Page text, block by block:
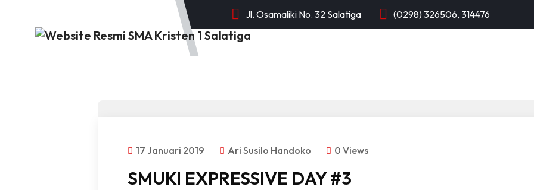
Jl. Osamaliki No. 32 Salatiga (0298) 326506, 314476
17 Januari 2019 Ari Susilo Handoko 0 Views
SMUKI EXPRESSIVE DAY #3